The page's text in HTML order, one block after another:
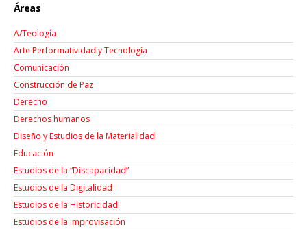
Áreas
A/Teología
Arte Performatividad y Tecnología
Comunicación
Construcción de Paz
Derecho
Derechos humanos
Diseño y Estudios de la Materialidad
Educación
Estudios de la “Discapacidad”
Estudios de la Digitalidad
Estudios de la Historicidad
Estudios de la Improvisación